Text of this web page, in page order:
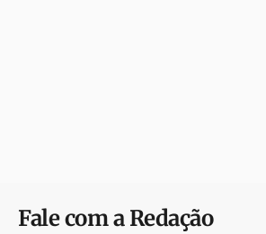
Fale com a Redação